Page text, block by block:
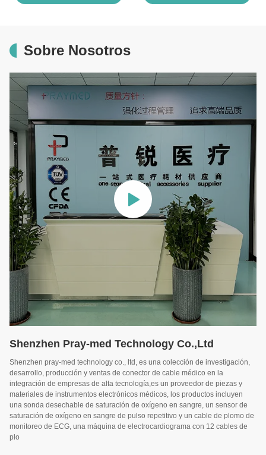
Sobre Nosotros
Shenzhen Pray-med Technology Co.,Ltd
Shenzhen pray-med technology co., ltd, es una colección de investigación,
desarrollo, producción y ventas de conector de cable médico en la
integración de empresas de alta tecnología,es un proveedor de piezas y
materiales de instrumentos electrónicos médicos, los productos incluyen
una sonda desechable de saturación de oxígeno en sangre, un sensor de
saturación de oxígeno en sangre de pulso repetitivo y un cable de plomo de
monitoreo de ECG, una máquina de electrocardiograma con 12 cables de
plo